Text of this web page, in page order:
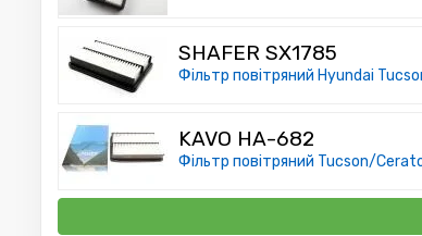
SHAFER SX1785
Фільтр повітряний Hyundai
KAVO HA-682
Фільтр повітряний Tucson/